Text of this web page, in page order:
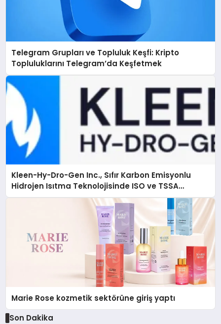
Telegram Grupları ve Topluluk Keşfi: Kripto
Topluluklarını Telegram’da Keşfetmek
Kleen-Hy-Dro-Gen Inc., Sıfır Karbon Emisyonlu
Hidrojen Isıtma Teknolojisinde ISO ve TSSA
Düzenleyici Onaylarını Aldı
Marie Rose kozmetik sektörüne giriş yaptı
Son Dakika